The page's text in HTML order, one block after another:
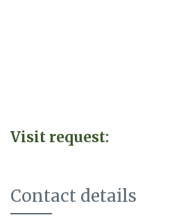
Visit request:
Contact details